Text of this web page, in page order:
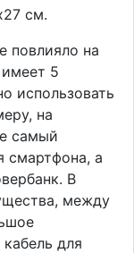
см.
повлияло на
5
использовать
на
самый
смартфона, а
В
между
для